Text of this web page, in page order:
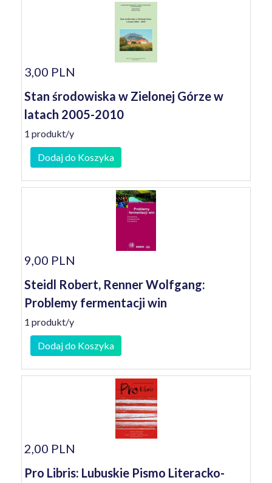
3,00 PLN
Stan środowiska w Zielonej Górze w
latach 2005-2010
1 produkt/y
Dodaj do Koszyka
9,00 PLN
Steidl Robert, Renner Wolfgang:
Problemy fermentacji win
1 produkt/y
Dodaj do Koszyka
2,00 PLN
Pro Libris: Lubuskie Pismo Literacko-